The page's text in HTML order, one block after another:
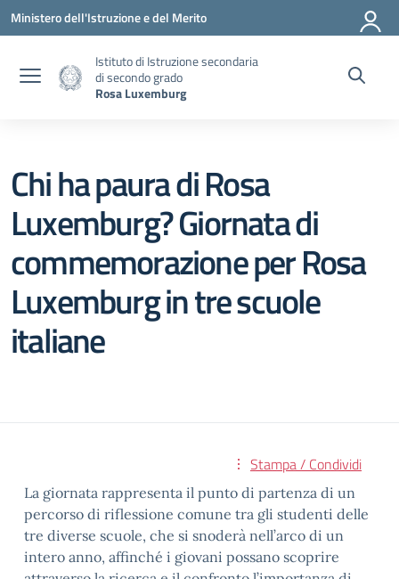
Vai ai contenuti
Vai al menu di navigazione
Vai al footer
Ministero dell'Istruzione e del Merito
Istituto di Istruzione secondaria
di secondo grado
Rosa Luxemburg
Chi ha paura di Rosa
Luxemburg? Giornata di
commemorazione per Rosa
Luxemburg in tre scuole
italiane
Stampa / Condividi
La giornata rappresenta il punto di partenza di un
percorso di riflessione comune tra gli studenti delle
tre diverse scuole, che si snoderà nell’arco di un
intero anno, affinché i giovani possano scoprire